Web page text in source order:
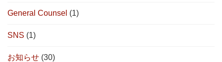
General Counsel (1)
SNS (1)
お知らせ (30)